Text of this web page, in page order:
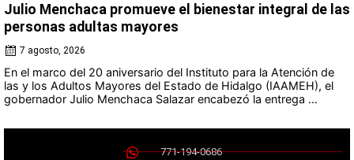
Julio Menchaca promueve el bienestar integral de las
personas adultas mayores
7 agosto, 2026
En el marco del 20 aniversario del Instituto para la Atención de
las y los Adultos Mayores del Estado de Hidalgo (IAAMEH), el
gobernador Julio Menchaca Salazar encabezó la entrega ...
771-194-0686